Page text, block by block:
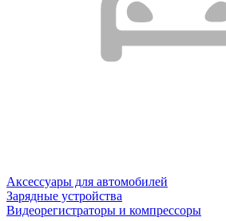
Аксессуары для автомобилей
Зарядные устройства
Видеорегистраторы и компрессоры